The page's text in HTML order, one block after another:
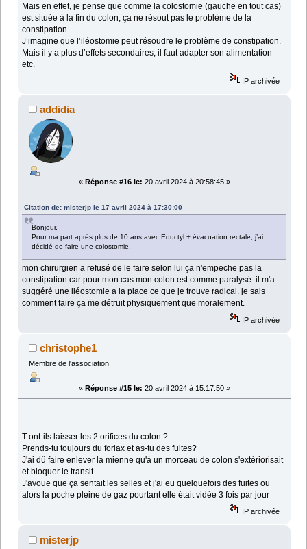
Mais en effet, je pense que comme la colostomie (gauche en tout cas)
est située à la fin du colon, ça ne résout pas le problème de la
constipation.
J’imagine que l’iléostomie peut résoudre le problème de constipation.
Mais il y a plus d’effets secondaires, il faut adapter son alimentation
etc.
IP archivée
addidia
« Réponse #16 le: 20 avril 2024 à 20:58:45 »
Citation de: misterjp le 17 avril 2024 à 17:30:00
Bonjour,
Pour ma part après plus de 10 ans avec Eductyl + évacuation rectale, j’ai
décidé de faire une colostomie.
mon chirurgien a refusé de le faire selon lui ça n'empeche pas la
constipation car pour mon cas mon colon est comme paralysé. il m'a
suggéré une iléostomie a la place ce que je trouve radical. je sais
comment faire ça me détruit physiquement que moralement.
IP archivée
christophe1
Membre de l'association
« Réponse #15 le: 20 avril 2024 à 15:17:50 »
T ont-ils laisser les 2 orifices du colon ?
Prends-tu toujours du forlax et as-tu des fuites?
J'ai dû faire enlever la mienne qu'à un morceau de colon s'extériorisait
et bloquer le transit
J'avoue que ça sentait les selles et j'ai eu quelquefois des fuites ou
alors la poche pleine de gaz pourtant elle était vidée 3 fois par jour
IP archivée
misterjp